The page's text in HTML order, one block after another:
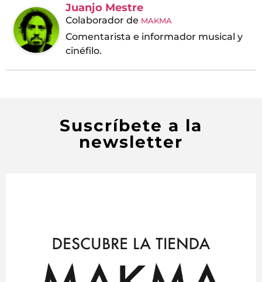
Juanjo Mestre
Colaborador de MAKMA
Comentarista e informador musical y
cinéfilo.
Suscríbete a la
newsletter